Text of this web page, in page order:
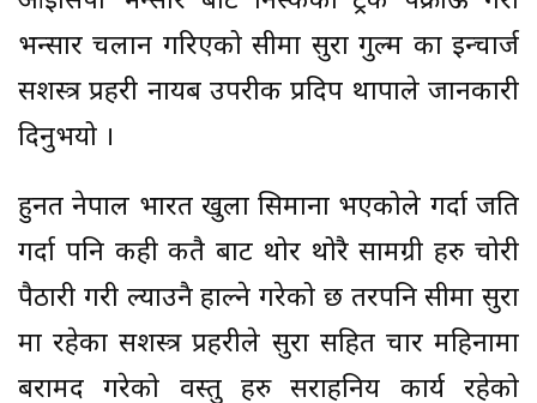
भन्सार चलान गरिएको सीमा सुरक्षा गुल्म का इन्चार्ज
सशस्त्र प्रहरी नायब उपरीक्षक प्रदिप थापाले जानकारी
दिनुभयो ।
हुनत नेपाल भारत खुला सिमाना भएकोले गर्दा जति
गर्दा पनि कही कतै बाट थोर थोरै सामग्री हरु चोरी
पैठारी गरी ल्याउनै हाल्ने गरेको छ तरपनि सीमा सुरक्षा
मा रहेका सशस्त्र प्रहरीले सुरक्षा सहित चार महिनामा
बरामद गरेको वस्तु हरु सराहनिय कार्य रहेको